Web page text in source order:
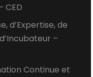
CED
d’Expertise, de
–
Continue et